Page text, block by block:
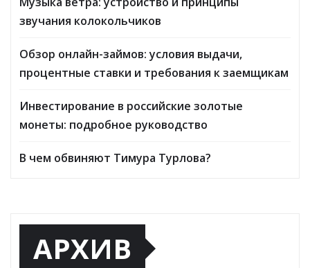
звучания колокольчиков
Обзор онлайн-займов: условия выдачи,
процентные ставки и требования к заемщикам
Инвестирование в российские золотые
монеты: подробное руководство
В чем обвиняют Тимура Турлова?
АРХИВ